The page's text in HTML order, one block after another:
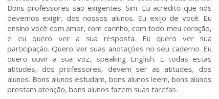
Bons professores são exigentes. Sim. Eu acredito que nós
devemos exigir, dos nossos alunos. Eu exijo de você. Eu
ensino você com amor, com carinho, com todo meu coração,
e eu quero ver a sua resposta. Eu quero ver sua
participação. Quero ver suas anotações no seu caderno. Eu
quero ouvir a sua voz, speaking English. E todas estas
atitudes, dos professores, devem ser as atitudes, dos
alunos. Bons alunos estudam, bons alunos leem, bons alunos
prestam atenção, bons alunos fazem suas tarefas.